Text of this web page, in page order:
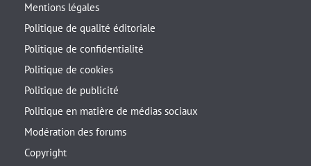
Mentions légales
Politique de qualité éditoriale
Politique de confidentialité
Politique de cookies
Politique de publicité
Politique en matière de médias sociaux
Modération des forums
Copyright